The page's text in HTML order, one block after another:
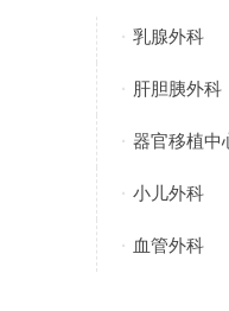
乳腺外科
肝胆胰外科
器官移植中
小儿外科
血管外科